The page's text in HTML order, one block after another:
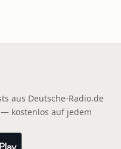
aus Deutsche-Radio.de
kostenlos auf jedem